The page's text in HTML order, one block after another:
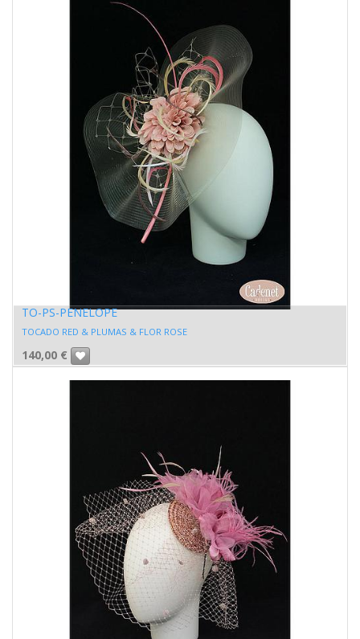
TO-PS-PENELOPE
TOCADO RED & PLUMAS & FLOR ROSE
140,00 €